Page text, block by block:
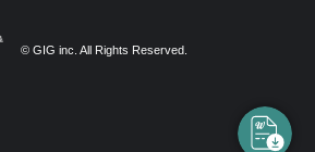
© GIG inc. All Rights Reserved.